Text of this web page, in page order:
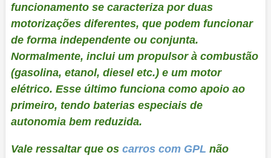
funcionamento se caracteriza por duas
motorizações diferentes, que podem funcionar
de forma independente ou conjunta.
Normalmente, inclui um propulsor à combustão
(gasolina, etanol, diesel etc.) e um motor
elétrico. Esse último funciona como apoio ao
primeiro, tendo baterias especiais de
autonomia bem reduzida.
Vale ressaltar que os carros com GPL não